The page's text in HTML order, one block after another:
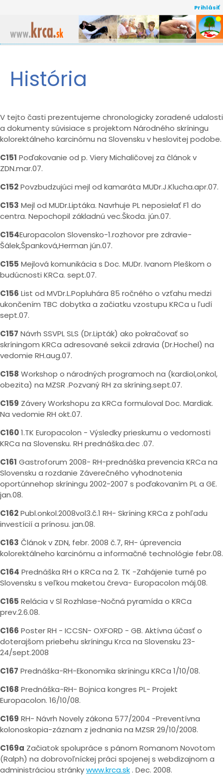
Prihlásiť
Publikácie
Prednášky
Legislatíva
História
V tejto časti prezentujeme chronologicky zoradené udalosti
a dokumenty súvisiace s projektom Národného skríningu
kolorektálneho karcinómu na Slovensku v heslovitej podobe.
C151 Poďakovanie od p. Viery Michaličovej za článok v
ZDN.mar.07.
C152Povzbudzujúci mejl od kamaráta MUDr.J.Klucha.apr.07.
C153 Mejl od MUDr.Liptáka. Navrhuje PL neposielať F1 do
centra. Nepochopil základnú vec.Škoda. jún.07.
C154Europacolon Slovensko-1.rozhovor pre zdravie-
Šálek,Španková,Herman jún.07.
C155 Mejlová komunikácia s Doc. MUDr. Ivanom Pleškom o
budúcnosti KRCa. sept.07.
C156 List od MVDr.L.Popluhára 85 ročného o vzťahu medzi
ukončením TBC dobytka a začiatku vzostupu KRCa u ľudí
sept.07.
C157 Návrh SSVPL SLS (Dr.Lipták) ako pokračovať so
skríningom KRCa adresované sekcii zdravia (Dr.Hochel) na
vedomie RH.aug.07.
C158 Workshop o národných programoch na (kardiol,onkol,
obezita) na MZSR .Pozvaný RH za skríning.sept.07.
C159 Závery Workshopu za KRCa formuloval Doc. Mardiak.
Na vedomie RH okt.07.
C1601.TK Europacolon - Výsledky prieskumu o vedomosti
KRCa na Slovensku. RH prednáška.dec .07.
C161 Gastroforum 2008- RH-prednáška prevencia KRCa na
Slovensku a rozdanie Záverečného vyhodnotenia
oportúnnehop skríningu 2002-2007 s poďakovaním PL a GE.
jan.08.
C162Publ.onkol.2008vol3.č.1 RH- Skríning KRCa z pohľadu
investícií a prínosu. jan.08.
C163 Článok v ZDN, febr. 2008 č.7, RH- úprevencia
kolorektálneho karcinómu a informačné technológie febr.08.
C164 Prednáška RH o KRCa na 2. TK -Zahájenie turné po
Slovensku s veľkou maketou čreva- Europacolon máj.08.
C165 Relácia v Sl Rozhlase-Nočná pyramída o KRCa
prev.2.6.08.
C166 Poster RH - ICCSN- OXFORD - GB. Aktívna účasť o
doterajšom priebehu skríningu Krca na Slovensku 23-
24/sept.2008
C167 Prednáška-RH-Ekonomika skríningu KRCa 1/10/08.
C168 Prednáška-RH- Bojnica kongres PL- Projekt
Europacolon. 16/10/08.
C169 RH- Návrh Novely zákona 577/2004 -Preventívna
kolonoskopia-záznam z jednania na MZSR 29/10/2008.
C169a Začiatok spolupráce s pánom Romanom Novotom
(Ralph) na dobrovoľníckej práci spojenej s webdizajnom a
administráciou stránkywww.krca.sk. Dec. 2008.